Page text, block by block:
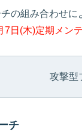
の組み合わせ
日(木)定期メン
攻撃型
チ